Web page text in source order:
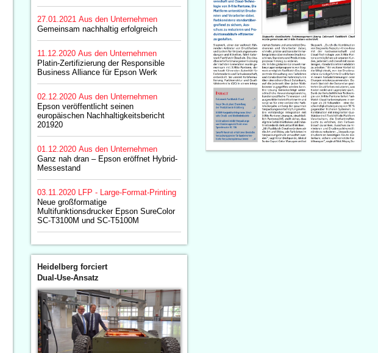
27.01.2021 Aus den Unternehmen
Gemeinsam nachhaltig erfolgreich
11.12.2020 Aus den Unternehmen
Platin-Zertifizierung der Responsible
Business Alliance für Epson Werk
02.12.2020 Aus den Unternehmen
Epson veröffentlicht seinen
europäischen Nachhaltigkeitsbericht
201920
01.12.2020 Aus den Unternehmen
Ganz nah dran – Epson eröffnet Hybrid-
Messestand
03.11.2020
LFP - Large-Format-Printing
Neue großformatige
Multifunktionsdrucker Epson SureColor
SC-T3100M und SC-T5100M
Heidelberg forciert
Dual-Use-Ansatz